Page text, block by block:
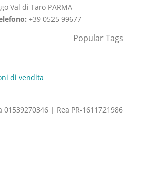
Val di Taro PARMA
+39 0525 99677
di vendita
Popular Tags
| Rea PR-1611721986